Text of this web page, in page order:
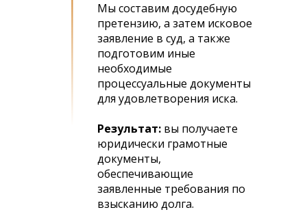
Мы составим досудебную
претензию, а затем исковое
заявление в суд, а также
подготовим иные
необходимые
процессуальные документы
для удовлетворения иска.
Результат: вы получаете
юридически грамотные
документы,
обеспечивающие
заявленные требования по
взысканию долга.